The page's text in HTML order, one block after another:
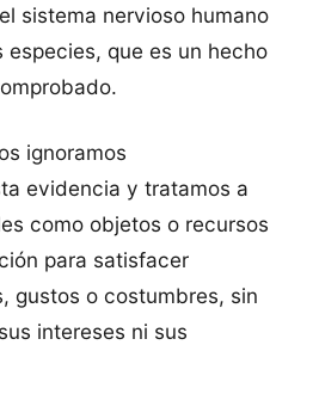
sistema nervioso humano
que es un hecho
ignoramos
evidencia y tratamos a
como objetos o recursos
para satisfacer
gustos o costumbres, sin
intereses ni sus